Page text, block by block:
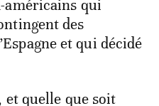
américains qui
des
et qui décidé
et quelle que soit